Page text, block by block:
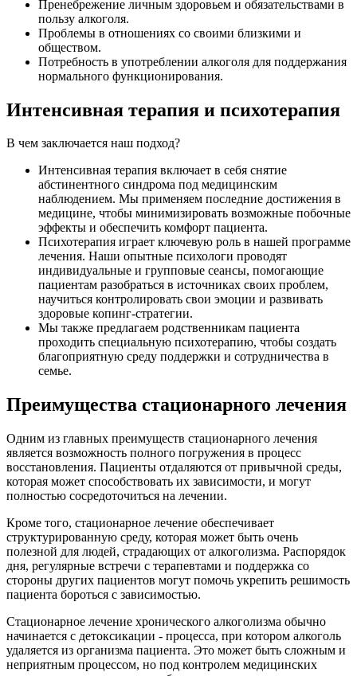
Пренебрежение личным здоровьем и обязательствами в
пользу алкоголя.
Проблемы в отношениях со своими близкими и
обществом.
Потребность в употреблении алкоголя для поддержания
нормального функционирования.
Интенсивная терапия и психотерапия
В чем заключается наш подход?
Интенсивная терапия включает в себя снятие
абстинентного синдрома под медицинским
наблюдением. Мы применяем последние достижения в
медицине, чтобы минимизировать возможные побочные
эффекты и обеспечить комфорт пациента.
Психотерапия играет ключевую роль в нашей программе
лечения. Наши опытные психологи проводят
индивидуальные и групповые сеансы, помогающие
пациентам разобраться в источниках своих проблем,
научиться контролировать свои эмоции и развивать
здоровые копинг-стратегии.
Мы также предлагаем родственникам пациента
проходить специальную психотерапию, чтобы создать
благоприятную среду поддержки и сотрудничества в
семье.
Преимущества стационарного лечения
Одним из главных преимуществ стационарного лечения
является возможность полного погружения в процесс
восстановления. Пациенты отдаляются от привычной среды,
которая может способствовать их зависимости, и могут
полностью сосредоточиться на лечении.
Кроме того, стационарное лечение обеспечивает
структурированную среду, которая может быть очень
полезной для людей, страдающих от алкоголизма. Распорядок
дня, регулярные встречи с терапевтами и поддержка со
стороны других пациентов могут помочь укрепить решимость
пациента бороться с зависимостью.
Стационарное лечение хронического алкоголизма обычно
начинается с детоксикации - процесса, при котором алкоголь
удаляется из организма пациента. Это может быть сложным и
неприятным процессом, но под контролем медицинских